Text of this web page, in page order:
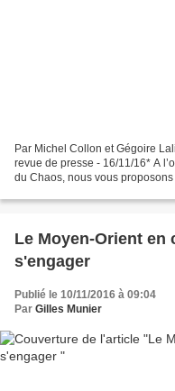
Par Michel Collon et Gégoire
revue de presse - 16/11/16* A
du Chaos, nous vous
Le Moyen-Orient en
s'engager
Publié le 10/11/2016 à 09:04
Par Gilles Munier